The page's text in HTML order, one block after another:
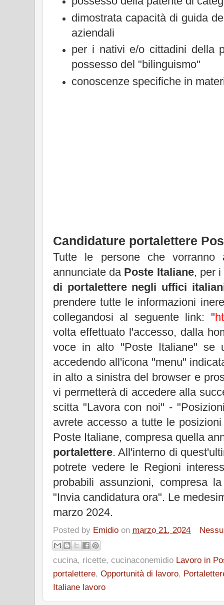
dimostrata capacità di guida
aziendali
per i nativi e/o cittadini della
possesso del "bilinguismo"
conoscenze specifiche in
Candidature portalettere
Tutte le persone che vorranno
annunciate da Poste Italiane, per
di portalettere negli uffici
prendere tutte le informazioni
collegandosi al seguente link: "
volta effettuato l'accesso, dalla
voce in alto "Poste Italiane" se
accedendo all'icona "menu"
in alto a sinistra del browser e
vi permetterà di accedere alla
scitta "Lavora con noi" -
avrete accesso a tutte le
Poste Italiane, compresa quella
portalettere. All'interno di
potrete vedere le Regioni
probabili assunzioni, compresa
"Invia candidatura ora". Le
marzo 2024.
Posted by Emidio on marzo 21, 2024
cucina, ricette, cucinaconemidio Lavoro in
portalettere, Opportunità di lavoro,
Italiane lavoro